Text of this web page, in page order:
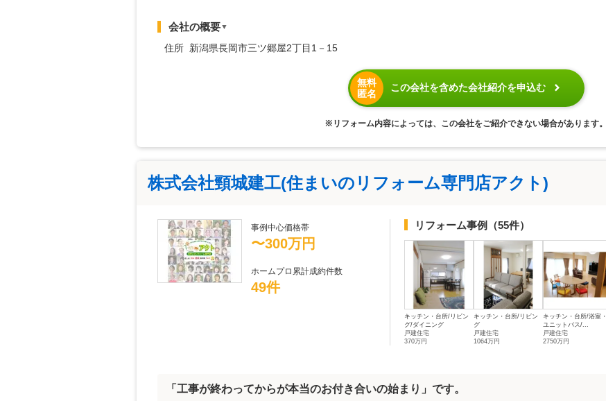
会社の概要▼
住所 新潟県長岡市三ツ郷屋2丁目1－15
無料
匿名
この会社を含めた会社紹介を申込む
※リフォーム内容によっては、この会社をご紹介できない場合があります。
株式会社頸城建工(住まいのリフォーム専門店アクト)
事例中心価格帯
〜300万円
ホームプロ累計成約件数
49件
リフォーム事例 （55件）
キッチン・台所/リビン
グ/ダイニング
戸建住宅
370万円
キッチン・台所/リビン
グ
戸建住宅
1064万円
キッチン・台所/浴室・
ユニットバス/...
戸建住宅
2750万円
「工事が終わってからが本当のお付き合いの始まり」です。